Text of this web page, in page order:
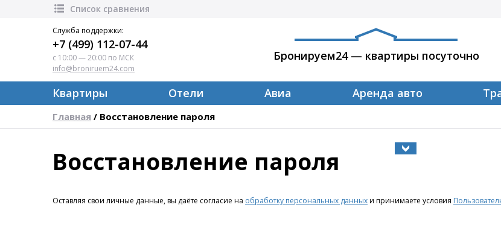
Список сравнения
Служба поддержки:
+7 (499) 112-07-44
с 10:00 — 20:00 по МСК
info@broniruem24.com
Бронируем24 — квартиры посуточно
Квартиры Отели Авиа Аренда авто
Главная / Восстановление пароля
Восстановление пароля
Оставляя свои личные данные, вы даёте согласие на обработку персональных данныхи принимаете условия